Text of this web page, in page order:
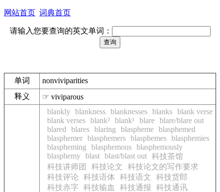
网站首页 词典首页
请输入您要查询的英文单词：
单词
nonviviparities
释义
☞ viviparous
blankly blankness blanknesses blanks blank verse
blank verses blank² blank¹ blare blare/blare out
blared
blares blaring blaspheme blasphemed
blasphemer blasphemers blasphemes blasphemies
blaspheming
blasphemous blasphemously
blasphemy blast blast/blast out 科技茶馆
科技讲师团
科技论文
科技论文的写作要求
科技评论
科技语体 科技语文
科技货郎
科技赤字
科技输血 科技通报
科技通讯